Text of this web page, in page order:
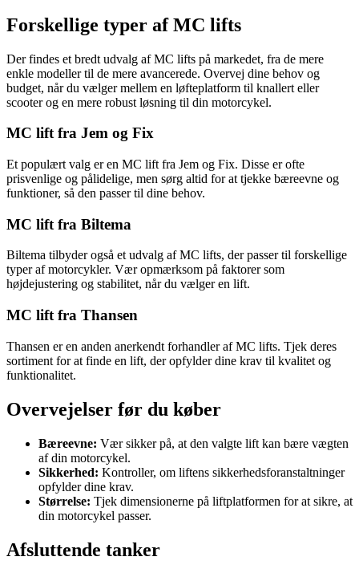
Forskellige typer af MC lifts
Der findes et bredt udvalg af MC lifts på markedet, fra de mere
enkle modeller til de mere avancerede. Overvej dine behov og
budget, når du vælger mellem en løfteplatform til knallert eller
scooter og en mere robust løsning til din motorcykel.
MC lift fra Jem og Fix
Et populært valg er en MC lift fra Jem og Fix. Disse er ofte
prisvenlige og pålidelige, men sørg altid for at tjekke bæreevne og
funktioner, så den passer til dine behov.
MC lift fra Biltema
Biltema tilbyder også et udvalg af MC lifts, der passer til forskellige
typer af motorcykler. Vær opmærksom på faktorer som
højdejustering og stabilitet, når du vælger en lift.
MC lift fra Thansen
Thansen er en anden anerkendt forhandler af MC lifts. Tjek deres
sortiment for at finde en lift, der opfylder dine krav til kvalitet og
funktionalitet.
Overvejelser før du køber
Bæreevne: Vær sikker på, at den valgte lift kan bære vægten
af din motorcykel.
Sikkerhed: Kontroller, om liftens sikkerhedsforanstaltninger
opfylder dine krav.
Størrelse: Tjek dimensionerne på liftplatformen for at sikre, at
din motorcykel passer.
Afsluttende tanker